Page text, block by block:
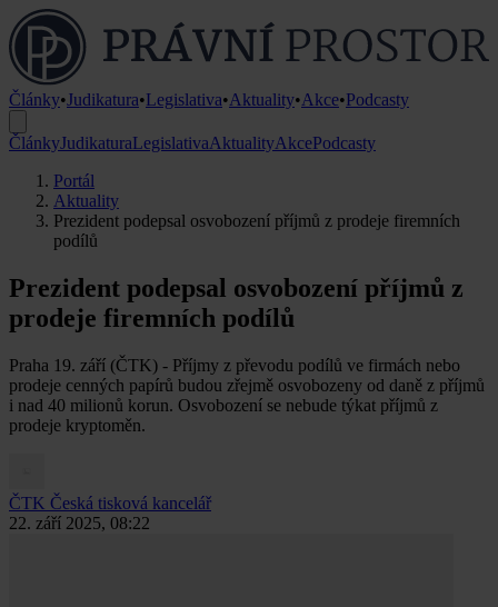
Články•Judikatura•Legislativa•Aktuality•Akce•Podcasty
ČlánkyJudikaturaLegislativaAktualityAkcePodcasty
Portál
Aktuality
Prezident podepsal osvobození příjmů z prodeje firemních
podílů
Prezident podepsal osvobození příjmů z
prodeje firemních podílů
Praha 19. září (ČTK) - Příjmy z převodu podílů ve firmách nebo
prodeje cenných papírů budou zřejmě osvobozeny od daně z příjmů
i nad 40 milionů korun. Osvobození se nebude týkat příjmů z
prodeje kryptoměn.
ČTK Česká tisková kancelář
22. září 2025, 08:22